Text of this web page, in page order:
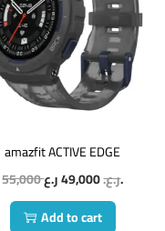
amazfit ACTIVE EDGE
55,000
ر.ع.49,000
ر.ع.
Add to cart